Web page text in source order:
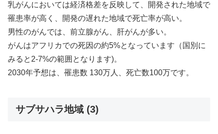
乳がんにおいては経済格差を反映して、開発された地域で
罹患率が高く、開発の遅れた地域で死亡率が高い。
男性のがんでは、前立腺がん、肝がんが多い。
がんはアフリカでの死因の約5%となっています（国別に
みると2-7%の範囲となります)。
2030年予想は、罹患数 130万人、死亡数100万です。
サブサハラ地域 (3)